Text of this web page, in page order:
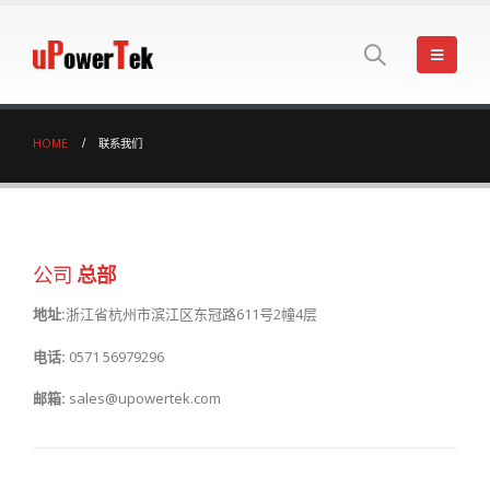
HOME 联系我们
公司总部
地址:浙江省杭州市滨江区东冠路611号2幢4层
电话: 0571 56979296
邮箱: sales@upowertek.com